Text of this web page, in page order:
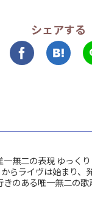
シェアする
一無二の表現 ゆっく
らライヴは始まり、
のある唯一無二の歌